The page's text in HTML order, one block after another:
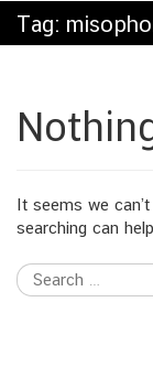
Tag:
It seems we
searching can help.
Search
for: